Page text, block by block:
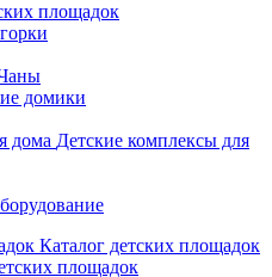
площадок
домики
Детские комплексы для
Каталог детских площадок